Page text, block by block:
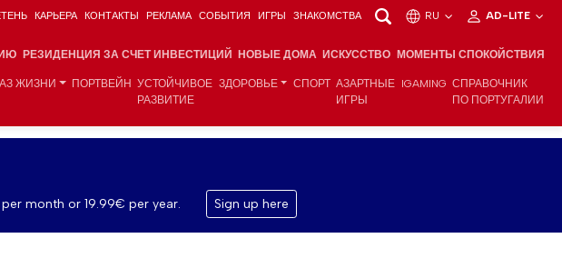
КАРЬЕРА КОНТАКТЫ РЕКЛАМА СОБЫТИЯ ИГРЫ ЗНАКОМСТВА RU AD-LITE
РЕЗИДЕНЦИЯ ЗА СЧЕТ ИНВЕСТИЦИЙ НОВЫЕ ДОМА ИСКУССТВО МОМЕНТЫ СПОКОЙСТВИЯ
ЖИЗНИ ПОРТВЕЙН УСТОЙЧИВОЕ
РАЗВИТИЕ
ЗДОРОВЬЕ СПОРТ АЗАРТНЫЕ
ИГРЫ
IGAMING СПРАВОЧНИК
ПО ПОРТУГАЛИИ
month or 19.99€ per year. Sign up here